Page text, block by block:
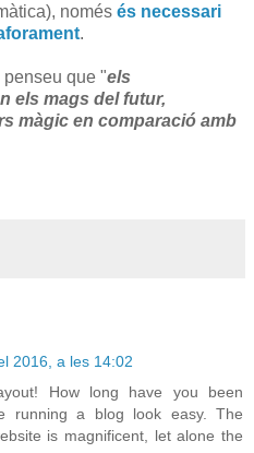
només és necessari
.
que "els
els mags del futur,
màgic en comparació amb
2016, a les 14:02
How long have you been
running a blog look easy. The
is magnificent, let alone the